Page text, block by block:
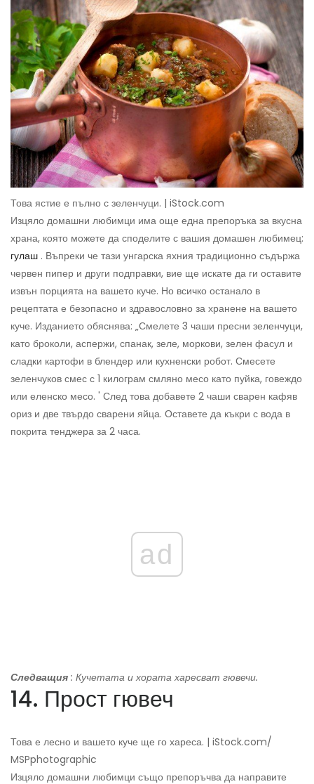
Това ястие е пълно с зеленчуци. | iStock.com
Изцяло домашни любимци има още една препоръка за вкусна
храна, която можете да споделите с вашия домашен любимец:
гулаш . Въпреки че тази унгарска яхния традиционно съдържа
червен пипер и други подправки, вие ще искате да ги оставите
извън порцията на вашето куче. Но всичко останало в
рецептата е безопасно и здравословно за хранене на вашето
куче. Изданието обяснява: „Смелете 3 чаши пресни зеленчуци,
като броколи, аспержи, спанак, зеле, моркови, зелен фасул и
сладки картофи в блендер или кухненски робот. Смесете
зеленчуков смес с 1 килограм смляно месо като пуйка, говеждо
или еленско месо. ' След това добавете 2 чаши сварен кафяв
ориз и две твърдо сварени яйца. Оставете да къкри с вода в
покрита тенджера за 2 часа.
ad
Следващия : Кучетата и хората харесват гювечи.
14. Прост гювеч
Това е лесно и вашето куче ще го хареса. | iStock.com/
MSPphotographic
Изцяло домашни любимци също препоръчва да направите